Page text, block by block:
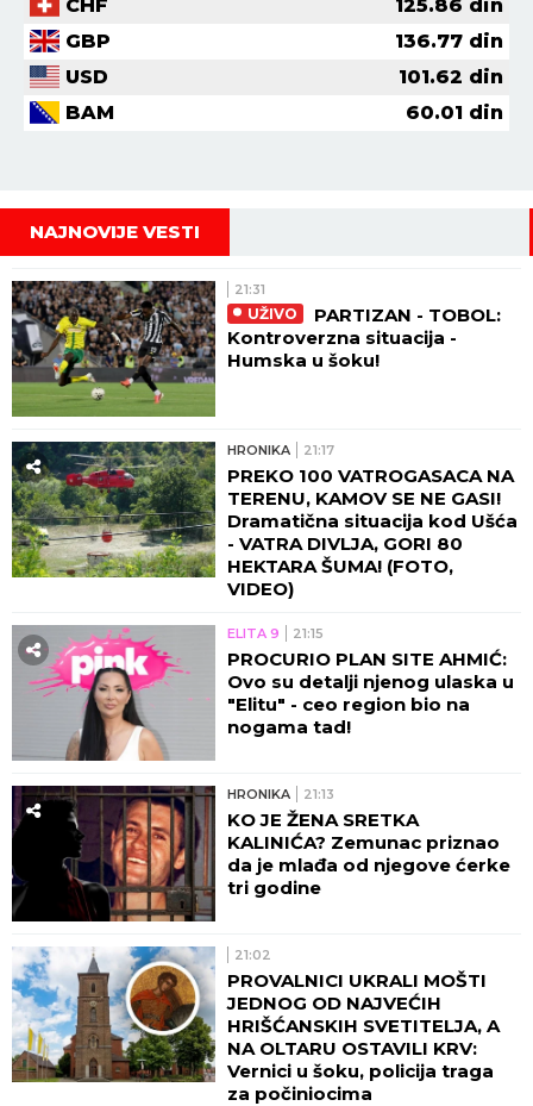
CHF
125.86 din
GBP
136.77 din
USD
101.62 din
BAM
60.01 din
NAJNOVIJE VESTI
21:31
UŽIVO
PARTIZAN - TOBOL:
Kontroverzna situacija -
Humska u šoku!
HRONIKA 21:17
PREKO 100 VATROGASACA NA
TERENU, KAMOV SE NE GASI!
Dramatična situacija kod Ušća
- VATRA DIVLJA, GORI 80
HEKTARA ŠUMA! (FOTO,
VIDEO)
ELITA 9 21:15
PROCURIO PLAN SITE AHMIĆ:
Ovo su detalji njenog ulaska u
"Elitu" - ceo region bio na
nogama tad!
HRONIKA 21:13
KO JE ŽENA SRETKA
KALINIĆA? Zemunac priznao
da je mlađa od njegove ćerke
tri godine
21:02
PROVALNICI UKRALI MOŠTI
JEDNOG OD NAJVEĆIH
HRIŠĆANSKIH SVETITELJA, A
NA OLTARU OSTAVILI KRV:
Vernici u šoku, policija traga
za počiniocima